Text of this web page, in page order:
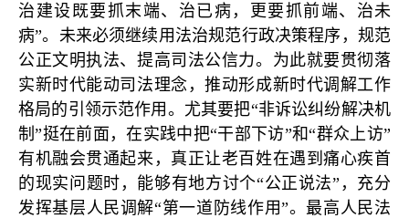
治建设既要抓末端、治已病，更要抓前端、治未
病”。未来必须继续用法治规范行政决策程序，规范
公正文明执法、提高司法公信力。为此就要贯彻落
实新时代能动司法理念，推动形成新时代调解工作
格局的引领示范作用。尤其要把“非诉讼纠纷解决机
制”挺在前面，在实践中把“干部下访”和“群众上访”
有机融会贯通起来，真正让老百姓在遇到痛心疾首
的现实问题时，能够有地方讨个“公正说法”，充分
发挥基层人民调解“第一道防线作用”。最高人民法